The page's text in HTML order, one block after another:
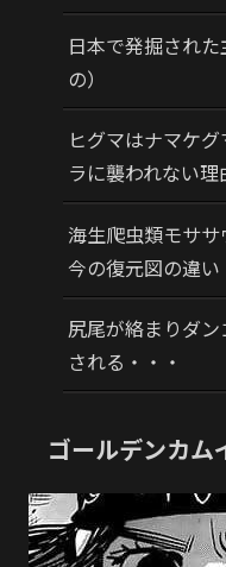
日本で発掘され
の）
ヒグマはナマケ
ラに襲われない理
海生爬虫類モサ
今の復元図の違い
尻尾が絡まりダ
される・・・
ゴールデンカム